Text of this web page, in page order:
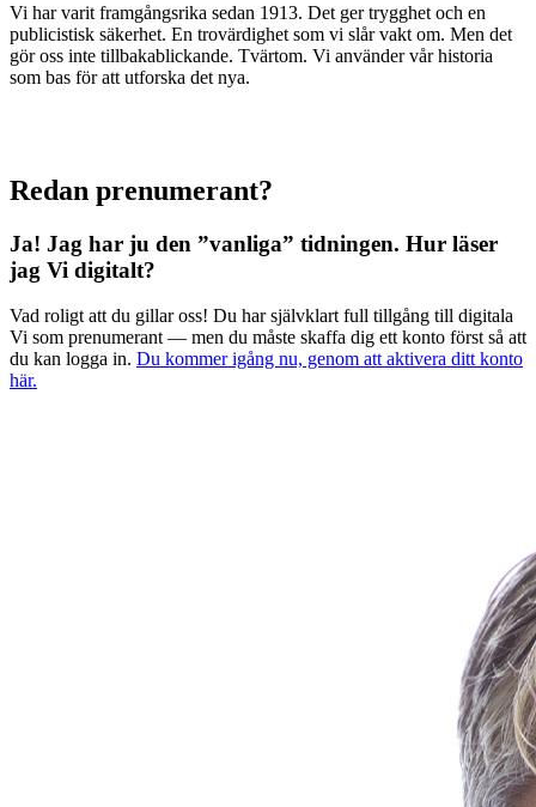
Vi har varit framgångsrika sedan 1913. Det ger trygghet och en
publicistisk säkerhet. En trovärdighet som vi slår vakt om. Men det
gör oss inte tillbakablickande. Tvärtom. Vi använder vår historia
som bas för att utforska det nya.
Redan prenumerant?
Ja! Jag har ju den ”vanliga” tidningen. Hur läser
jag Vi digitalt?
Vad roligt att du gillar oss! Du har självklart full tillgång till digitala
Vi som prenumerant — men du måste skaffa dig ett konto först så att
du kan logga in. Du kommer igång nu, genom att aktivera ditt konto
här.